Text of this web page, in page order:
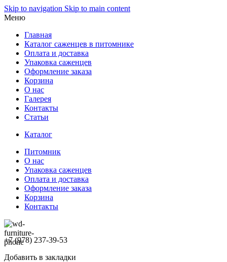
Skip to navigation Skip to main content
Меню
Главная
Каталог саженцев в питомнике
Оплата и доставка
Упаковка саженцев
Оформление заказа
Корзина
О нас
Галерея
Контакты
Статьи
Каталог
Питомник
О нас
Упаковка саженцев
Оплата и доставка
Оформление заказа
Корзина
Контакты
+7 (978) 237-39-53
Добавить в закладки